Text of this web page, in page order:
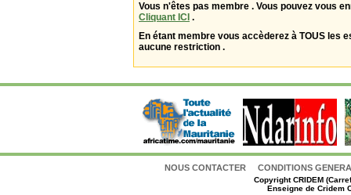
Vous n'êtes pas membre . Vous pouvez vous
Cliquant ICI .
En étant membre vous accèderez à TOUS les
aucune restriction .
NOUS CONTACTER CONDITIONS
CopyrightCRIDEM
Enseigne de Cridem